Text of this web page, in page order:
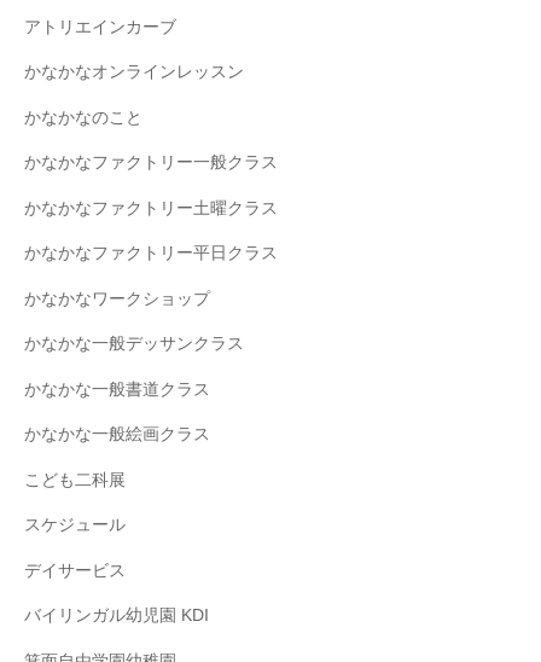
アトリエインカーブ
かなかなオンラインレッスン
かなかなのこと
かなかなファクトリー一般クラス
かなかなファクトリー土曜クラス
かなかなファクトリー平日クラス
かなかなワークショップ
かなかな一般デッサンクラス
かなかな一般書道クラス
かなかな一般絵画クラス
こども二科展
スケジュール
デイサービス
バイリンガル幼児園 KDI